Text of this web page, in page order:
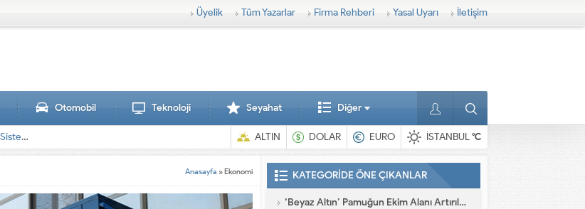
Üyelik Tüm Yazarlar Firma Rehberi Yasal Uyarı İletişim
Otomobil Teknoloji Seyahat Diğer
ALTIN DOLAR EURO İSTANBUL°C
Anasayfa »Ekonomi KATEGORİDE ÖNE ÇIKANLAR
‘Beyaz Altın’ Pamuğun Ekim Alanı Artırılmalı